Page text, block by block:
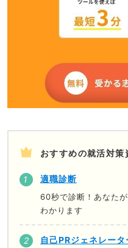
おすすめの就活対策
適職診断
60秒で診断！あなた
わかります
自己PRジェネレータ